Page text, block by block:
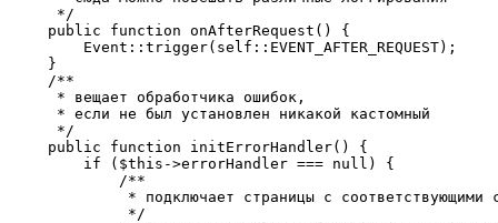
*/
public function onAfterRequest() {
Event::trigger(self::EVENT_AFTER_REQUEST);
}
/**
* вещает обработчика ошибок,
* если не был установлен никакой кастомный
*/
public function initErrorHandler() {
if ($this->errorHandler === null) {
/**
* подключает страницы с соответствующими
*/